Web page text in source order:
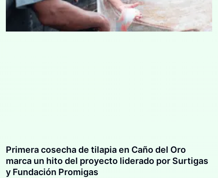
Primera cosecha de tilapia en Caño del Oro
marca un hito del proyecto liderado por Surtigas
y Fundación Promigas